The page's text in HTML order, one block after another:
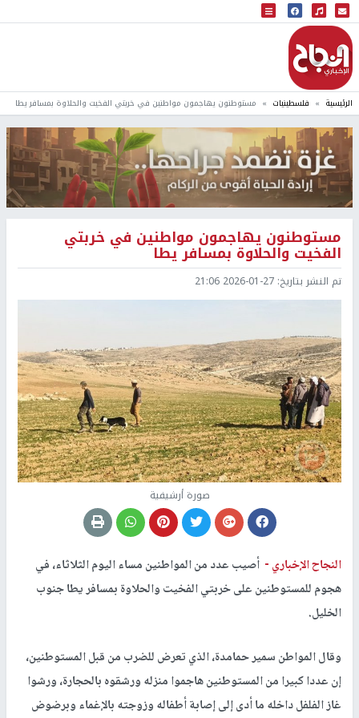
البث المباشر
إذاعة النجاح
الرئيسية فلسطينيات مستوطنون يهاجمون مواطنين في خربتي الفخيت والحلاوة بمسافر يطا
مستوطنون يهاجمون مواطنين في خربتي
الفخيت والحلاوة بمسافر يطا
تم النشر بتاريخ: 2026-01-27 21:06
صورة أرشيفية
النجاح الإخباري - أصيب عدد من المواطنين مساء اليوم الثلاثاء، في
هجوم للمستوطنين على خربتي الفخيت والحلاوة بمسافر يطا جنوب
الخليل.
وقال المواطن سمير حمامدة، الذي تعرض للضرب من قبل المستوطنين،
إن عددا كبيرا من المستوطنين هاجموا منزله ورشقوه بالحجارة، ورشوا
غاز الفلفل داخله ما أدى إلى إصابة أطفاله وزوجته بالإغماء وبرضوض